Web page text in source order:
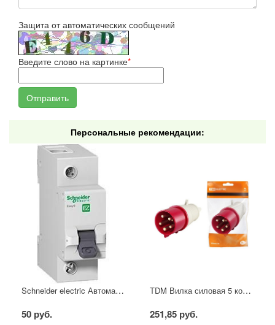
Защита от автоматических сообщений
Введите слово на картинке*
Персональные рекомендации:
Schneider electric Автоматический выключатель 1/40А
50 руб.
TDM Вилка силовая 5 контактов 16А 380В IP44
251,85 руб.